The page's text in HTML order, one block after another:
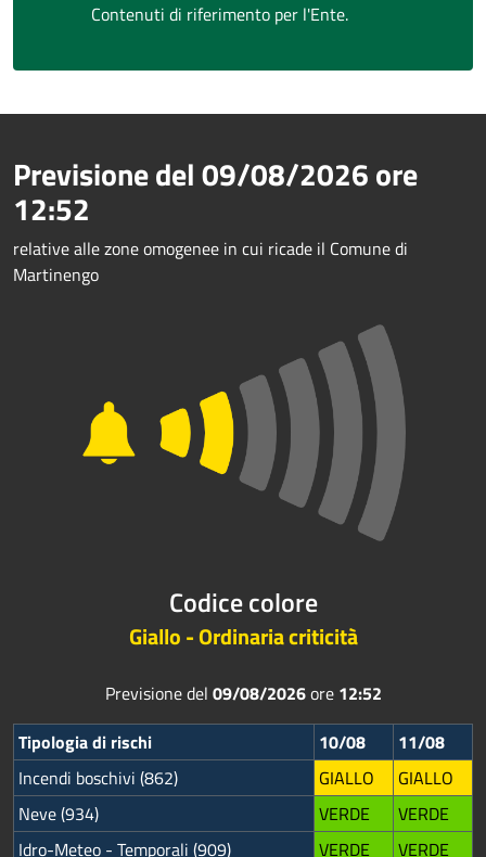
Contenuti di riferimento per l'Ente.
Previsione del09/08/2026ore
12:52
relative alle zone omogenee in cui ricade il Comune di
Martinengo
Codice colore
Giallo - Ordinaria criticità
Previsione del 09/08/2026ore 12:52
Tipologia di rischi
10/08
11/08
Incendi boschivi (862)
GIALLO
GIALLO
Neve (934)
VERDE
VERDE
Idro-Meteo - Temporali (909)
VERDE
VERDE